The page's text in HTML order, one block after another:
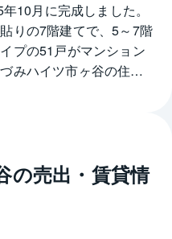
10月に完成しました。
りの7階建てで、5～7階
プの51戸がマンション
みハイツ市ヶ谷の住戸
コンロ付き、3点式ユ
す。また、敷地内に駐
イツ市ヶ谷から歩いて3
の売出・賃貸情